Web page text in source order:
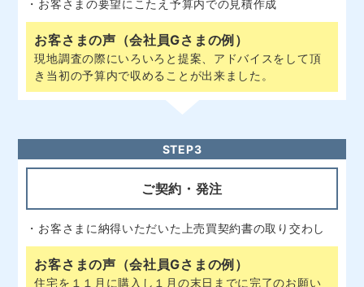
お客さまの声（会社員Gさまの例）
現地調査の際にいろいろと提案、アドバイスをして頂
き当初の予算内で収めることが出来ました。
ご契約・発注
・お客さまに納得いただいた上売買契約書の取り交わし
お客さまの声（会社員Gさまの例）
住宅を１１月に購入し１月の末日までに完了のお願い
をすると、年末の忙しい中でも親身に調整してもらい